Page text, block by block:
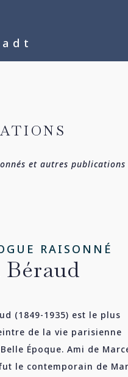
et autres publications
RAISONNÉ
Béraud
(1849-1935) est le plus
de la vie parisienne
Époque. Ami de
le contemporain de